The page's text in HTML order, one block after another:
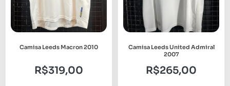
Camisa Leeds Macron 2010
R$319,00
Camisa Leeds United Admiral
2007
R$265,00